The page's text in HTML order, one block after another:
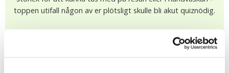
toppen utifall någon av er plötsligt skulle bli akut quiznödig.
95.00 kr